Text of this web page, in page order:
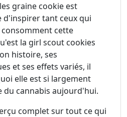
graine cookie est
d'inspirer tant ceux qui
cette
la girl scout cookies
histoire, ses
et ses effets variés, il
elle est si largement
du cannabis aujourd'hui.
complet sur tout ce qui